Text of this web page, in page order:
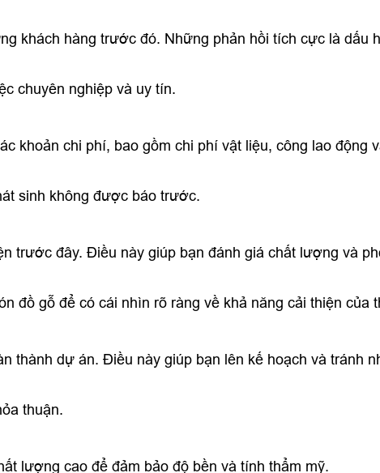
khách hàng trước đó. Những phản hồi tích cực là dấu
chuyên nghiệp và uy tín.
khoản chi phí, bao gồm chi phí vật liệu, công lao động
sinh không được báo trước.
trước đây. Điều này giúp bạn đánh giá chất lượng và
đồ gỗ để có cái nhìn rõ ràng về khả năng cải thiện của
thành dự án. Điều này giúp bạn lên kế hoạch và tránh
thuận.
lượng cao để đảm bảo độ bền và tính thẩm mỹ.